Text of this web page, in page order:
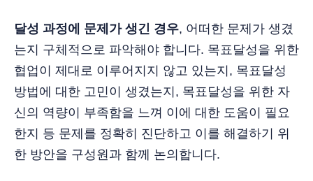
달성 과정에 문제가 생긴 경우, 어떠한 문제가 생겼
는지 구체적으로 파악해야 합니다. 목표달성을 위한
협업이 제대로 이루어지지 않고 있는지, 목표달성
방법에 대한 고민이 생겼는지, 목표달성을 위한 자
신의 역량이 부족함을 느껴 이에 대한 도움이 필요
한지 등 문제를 정확히 진단하고 이를 해결하기 위
한 방안을 구성원과 함께 논의합니다.